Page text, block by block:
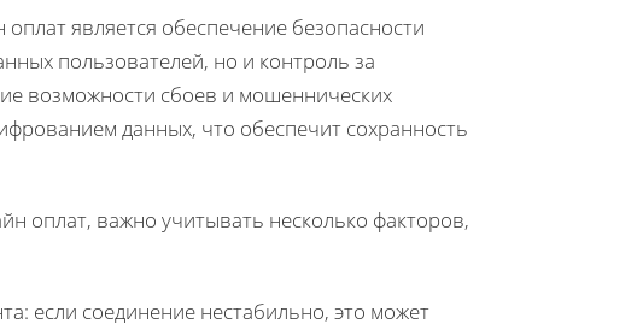
является обеспечение безопасности
пользователей, но и контроль за
возможности сбоев и мошеннических
данных, что обеспечит сохранность
оплат, важно учитывать несколько факторов,
если соединение нестабильно, это может